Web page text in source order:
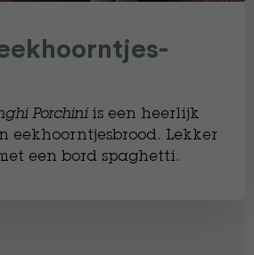
Porchini is een heerlijk
eekhoorntjesbrood. Lekker
een bord spaghetti.